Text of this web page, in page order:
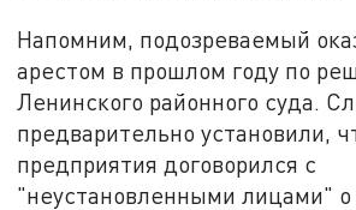
Напомним, подозреваемый
арестом в прошлом году по
Ленинского районного суда.
предварительно установили,
предприятия договорился с
"неустановленными лицами"